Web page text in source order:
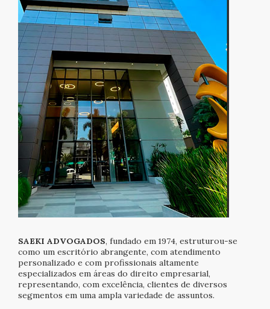
SAEKI ADVOGADOS, fundado em 1974, estruturou-se
como um escritório abrangente, com atendimento
personalizado e com profissionais altamente
especializados em áreas do direito empresarial,
representando, com excelência, clientes de diversos
segmentos em uma ampla variedade de assuntos.